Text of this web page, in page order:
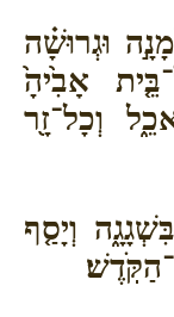
וּגְרוּשָׁ֗ה
אָבִ֙יהָ֙
וְכָל־זָ֖ר
וְיָסַ֤ף